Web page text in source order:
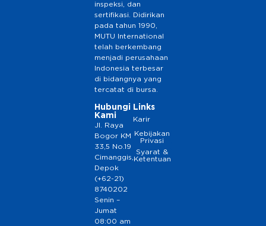
inspeksi, dan
sertifikasi. Didirikan
pada tahun 1990,
MUTU International
telah berkembang
menjadi perusahaan
Indonesia terbesar
di bidangnya yang
tercatat di bursa.
Hubungi
Kami
Jl. Raya
Bogor KM
33,5 No.19
Cimanggis,
Depok
(+62-21)
8740202
Senin –
Jumat
08:00 am
Links
Karir
Kebijakan
Privasi
Syarat &
Ketentuan